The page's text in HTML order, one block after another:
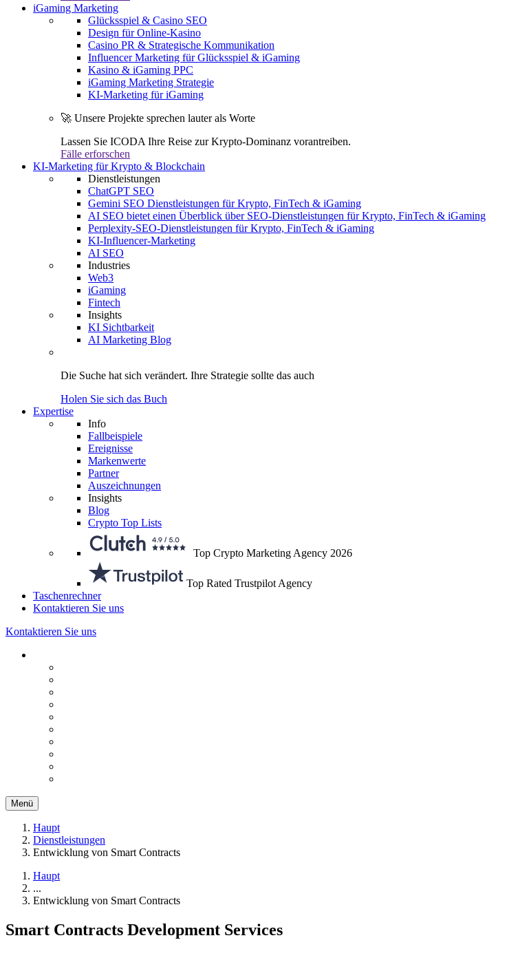
iGaming Marketing
Glücksspiel & Casino SEO
Design für Online-Kasino
Casino PR & Strategische Kommunikation
Influencer Marketing für Glücksspiel & iGaming
Kasino & iGaming PPC
iGaming Marketing Strategie
KI-Marketing für iGaming
🚀 Unsere Projekte sprechen lauter als Worte
Lassen Sie ICODA Ihre Reise zur Krypto-Dominanz vorantreiben.
Fälle erforschen
KI-Marketing für Krypto & Blockchain
Dienstleistungen
ChatGPT SEO
Gemini SEO Dienstleistungen für Krypto, FinTech & iGaming
AI SEO bietet einen Überblick über SEO-Dienstleistungen für Krypto, FinTech & iGaming
Perplexity-SEO-Dienstleistungen für Krypto, FinTech & iGaming
KI-Influencer-Marketing
AI SEO
Industries
Web3
iGaming
Fintech
Insights
KI Sichtbarkeit
AI Marketing Blog
Die Suche hat sich verändert. Ihre Strategie sollte das auch
Holen Sie sich das Buch
Expertise
Info
Fallbeispiele
Ereignisse
Markenwerte
Partner
Auszeichnungen
Insights
Blog
Crypto Top Lists
Top Crypto Marketing Agency 2026
Top Rated Trustpilot Agency
Taschenrechner
Kontaktieren Sie uns
Kontaktieren Sie uns
Menü
Haupt
Dienstleistungen
Entwicklung von Smart Contracts
Haupt
...
Entwicklung von Smart Contracts
Smart Contracts Development Services